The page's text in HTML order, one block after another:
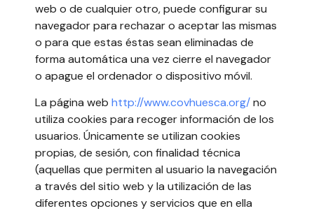
web o de cualquier otro, puede configurar su
navegador para rechazar o aceptar las mismas
o para que estas éstas sean eliminadas de
forma automática una vez cierre el navegador
o apague el ordenador o dispositivo móvil.
La página web http://www.covhuesca.org/no
utiliza cookies para recoger información de los
usuarios. Únicamente se utilizan cookies
propias, de sesión, con finalidad técnica
(aquellas que permiten al usuario la navegación
a través del sitio web y la utilización de las
diferentes opciones y servicios que en ella